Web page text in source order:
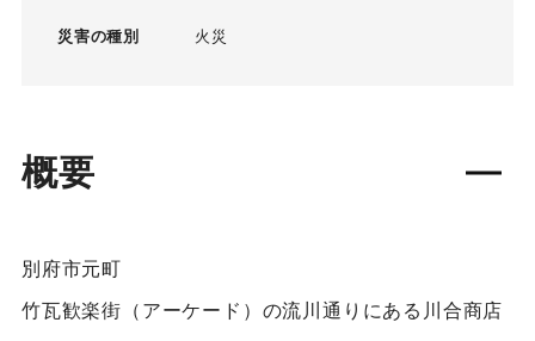
災害の種別 火災
概要
別府市元町
竹瓦歓楽街（アーケード）の流川通りにある川合商店